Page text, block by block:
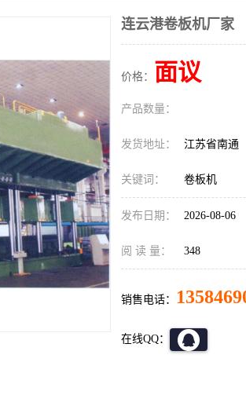
连云港卷板机厂家
价格： 面议
产品数量：
发货地址： 江苏省南通
关键词： 卷板机
发布日期： 2026-08-06
阅 读 量： 348
销售电话：
在线QQ：